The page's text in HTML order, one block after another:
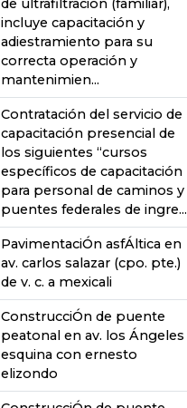
de ultrafiltración (familiar),
incluye capacitación y
adiestramiento para su
correcta operación y
mantenimien...
Contratación del servicio de
capacitación presencial de
los siguientes “cursos
específicos de capacitación
para personal de caminos y
puentes federales de ingre...
PavimentaciÓn asfÁltica en
av. carlos salazar (cpo. pte.)
de v. c. a mexicali
ConstrucciÓn de puente
peatonal en av. los Ángeles
esquina con ernesto
elizondo